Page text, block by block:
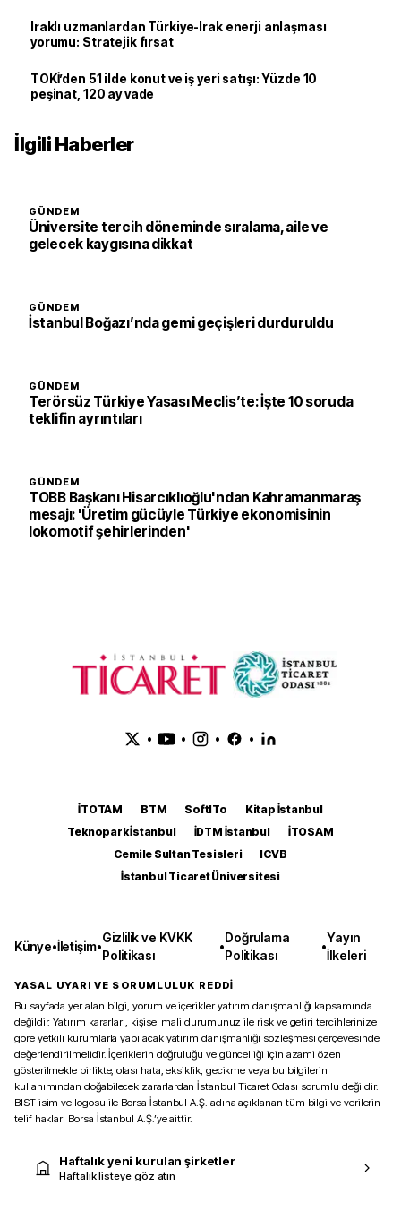
Iraklı uzmanlardan Türkiye-Irak enerji anlaşması
yorumu: Stratejik fırsat
TOKİ’den 51 ilde konut ve iş yeri satışı: Yüzde 10
peşinat, 120 ay vade
İlgili Haberler
GÜNDEM
Üniversite tercih döneminde sıralama, aile ve
gelecek kaygısına dikkat
GÜNDEM
İstanbul Boğazı’nda gemi geçişleri durduruldu
GÜNDEM
Terörsüz Türkiye Yasası Meclis’te: İşte 10 soruda
teklifin ayrıntıları
GÜNDEM
TOBB Başkanı Hisarcıklıoğlu'ndan Kahramanmaraş
mesajı: 'Üretim gücüyle Türkiye ekonomisinin
lokomotif şehirlerinden'
• • • •
İTOTAM BTM SoftITo
Kitap İstanbul
Teknopark İstanbul
İDTM İstanbul
İTOSAM
Cemile Sultan Tesisleri
ICVB
İstanbul Ticaret Üniversitesi
Künye•İletişim•
Gizlilik ve KVKK
Politikası
•
Doğrulama
Politikası
•
Yayın
İlkeleri
YASAL UYARI VE SORUMLULUK REDDİ
Bu sayfada yer alan bilgi, yorum ve içerikler yatırım danışmanlığı kapsamında
değildir. Yatırım kararları, kişisel mali durumunuz ile risk ve getiri tercihlerinize
göre yetkili kurumlarla yapılacak yatırım danışmanlığı sözleşmesi çerçevesinde
değerlendirilmelidir. İçeriklerin doğruluğu ve güncelliği için azami özen
gösterilmekle birlikte, olası hata, eksiklik, gecikme veya bu bilgilerin
kullanımından doğabilecek zararlardan İstanbul Ticaret Odası sorumlu değildir.
BIST isim ve logosu ile Borsa İstanbul A.Ş. adına açıklanan tüm bilgi ve verilerin
telif hakları Borsa İstanbul A.Ş.’ye aittir.
Haftalık yeni kurulan şirketler
Haftalık listeye göz atın